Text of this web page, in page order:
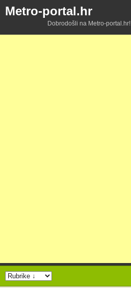
Metro-portal.hr
Dobrodošli na Metro-portal.hr!